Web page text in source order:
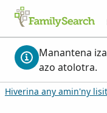
Manantena
azo atolotra.
Hiverina any amin'ny